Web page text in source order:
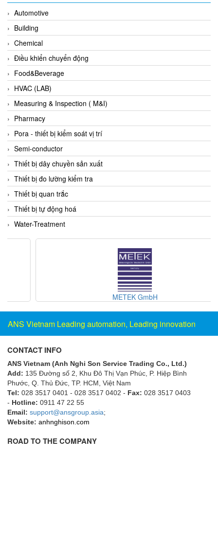
Donghwa Valve
Dongkun
Dosing Pump
DR. NEUMANN Peltier-Technik
Driesen Kern
Dropsa Vietnam
Druck
DSTI
DUCATI
Duclean
Dukin Besko
Dunkermotoren
Durag
Dwyer
DYH
EBMPAPST
ECKERLE
Ecom-EX
ECONEX
Edward
EES
EGE Elektronik
Eilersen Vietnam
Ekstrom-Carlson
Automotive
Building
Chemical
Điều khiển chuyển động
Food&Beverage
HVAC (LAB)
Measuring & Inspection ( M&I)
Pharmacy
Pora - thiết bị kiểm soát vị trí
Semi-conductor
Thiết bị dây chuyền sản xuất
Thiết bị đo lường kiểm tra
Thiết bị quan trắc
Thiết bị tự động hoá
Water-Treatment
METEK GmbH
ANS Vietnam Leading automation, Leading innovation
CONTACT INFO
ANS Vietnam (Anh Nghi Son Service Trading Co., Ltd.)
Add: 135 Đường số 2, Khu Đô Thị Vạn Phúc, P. Hiệp Bình
Phước, Q. Thủ Đức, TP. HCM , Việt Nam
Tel: 028 3517 0401 - 028 3517 0402 - Fax: 028 3517 0403
- Hotline: 0911 47 22 55
Email: support@ansgroup.asia;
Website: anhnghison.com
ROAD TO THE COMPANY